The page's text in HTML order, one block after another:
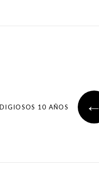
←
10 AÑOS